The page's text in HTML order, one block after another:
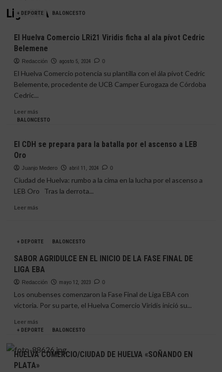
Liga EBA
+ DEPORTE BALONCESTO
El Huelva Comercio LRi21 Viridis ficha al ala pívot Cedric
Belemene
Redacción agosto 5, 2024 0
El Huelva Comercio potencia su plantilla con el ála pívot Cedric
Belemente, procedente de UCB Camper Eurogaza de Córdoba
Cedric...
Leer másLeer
más
Huelva
LRi21
Viridis
al
BALONCESTO
El CDH se prepara para la batalla por el ascenso a LEB
Oro
Juanjo Medero abril 11, 2024 0
Ciudad de Huelva: rumbo a la cima en la lucha por el ascenso a
LEB Oro Tras la derrota...
Leer másLeer
CDH
prepara
para
la
batalla
el
ascenso
a
Oro
+ DEPORTE BALONCESTO
SABOR AGRIDULCE EN EL INICIO DE LA FASE FINAL DE
LIGA EBA
Redacción mayo 12, 2023 0
Los onubenses comenzaron la Fase Final de Liga EBA con
victoria. Por su parte, el Huelva Comercio Viridis inició su...
Leer másLeer
más
SABOR
AGRIDULCE
EN
+ DEPORTE BALONCESTO
HUELVA COMERCIO/CIUDAD DE HUELVA «SOÑANDO EN
PLATA»